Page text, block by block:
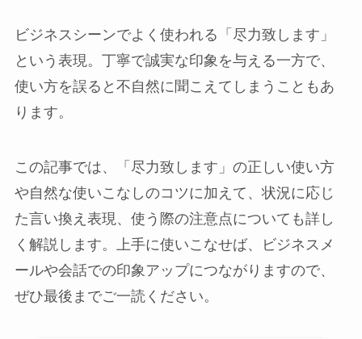
ビジネスシーンでよく使われる「尽力致します」
という表現。丁寧で誠実な印象を与える一方で、
使い方を誤ると不自然に聞こえてしまうこともあ
ります。
この記事では、「尽力致します」の正しい使い方
や自然な使いこなしのコツに加えて、状況に応じ
た言い換え表現、使う際の注意点についても詳し
く解説します。上手に使いこなせば、ビジネスメ
ールや会話での印象アップにつながりますので、
ぜひ最後までご一読ください。